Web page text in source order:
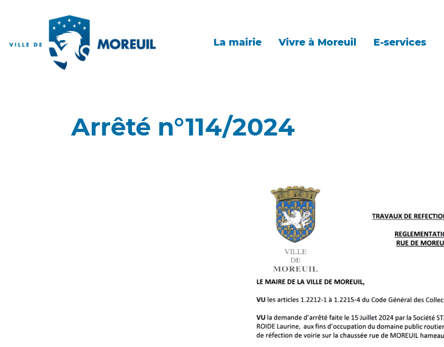
La mairie Vivre à Moreuil E-services
Arrêté n°114/2024